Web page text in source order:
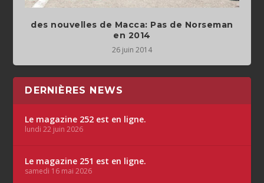
des nouvelles de Macca: Pas de Norseman
en 2014
26 juin 2014
DERNIÈRES NEWS
Le magazine 252 est en ligne.
lundi 22 juin 2026
Le magazine 251 est en ligne.
samedi 16 mai 2026